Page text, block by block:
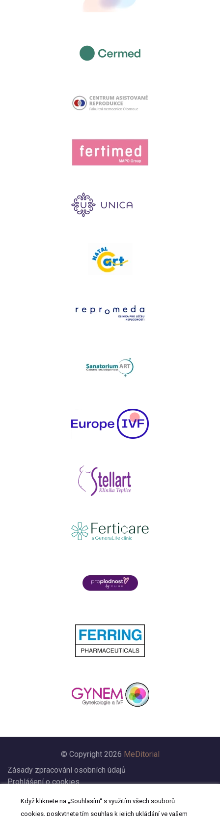
© Copyright 2026 MeDitorial
Zásady zpracování osobních údajů
Prohlášení o cookies
Prohlášení
Když kliknete na „Souhlasím“ s využitím všech souborů
cookies, poskytnete tím souhlas k jejich ukládání ve vašem